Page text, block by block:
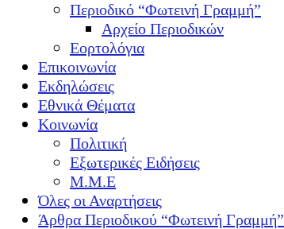
Περιοδικό “Φωτεινή Γραμμή”
Αρχείο Περιοδικών
Εορτολόγια
Επικοινωνία
Εκδηλώσεις
Εθνικά Θέματα
Κοινωνία
Πολιτική
Εξωτερικές Ειδήσεις
Μ.Μ.Ε
Όλες οι Αναρτήσεις
Άρθρα Περιοδικού “Φωτεινή Γραμμή”